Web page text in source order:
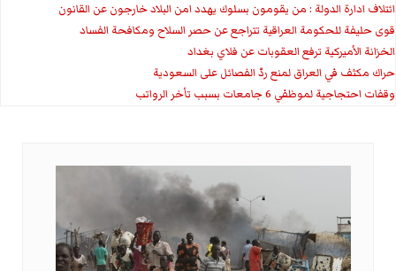
ائتلاف ادارة الدولة : من يقومون بسلوك يهدد امن البلاد خارجون عن القانون
قوى حليفة للحكومة العراقية تتراجع عن حصر السلاح ومكافحة الفساد
الخزانة الأميركية ترفع العقوبات عن فلاي بغداد
حراك مكثف في العراق لمنع ردّ الفصائل على السعودية
وقفات احتجاجية لموظفي 6 جامعات بسبب تأخر الرواتب